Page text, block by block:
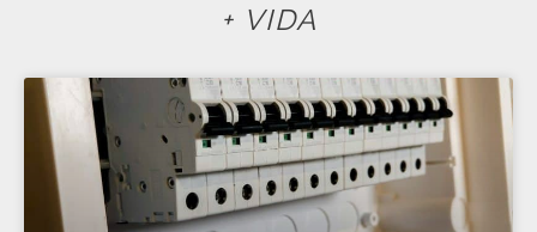
+ VIDA